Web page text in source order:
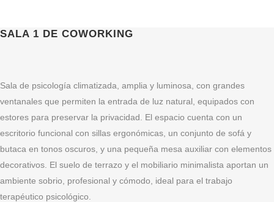
SALA 1 DE COWORKING
Sala de psicología climatizada, amplia y luminosa, con grandes
ventanales que permiten la entrada de luz natural, equipados con
estores para preservar la privacidad. El espacio cuenta con un
escritorio funcional con sillas ergonómicas, un conjunto de sofá y
butaca en tonos oscuros, y una pequeña mesa auxiliar con elementos
decorativos. El suelo de terrazo y el mobiliario minimalista aportan un
ambiente sobrio, profesional y cómodo, ideal para el trabajo
terapéutico psicológico.